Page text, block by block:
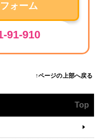
ォーム
91-910
↑ページの上部へ戻る
Top